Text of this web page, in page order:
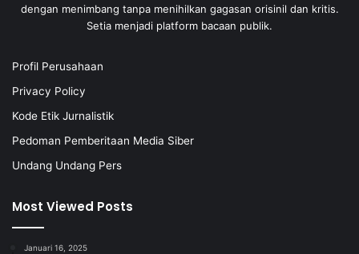
dengan menimbang tanpa menihilkan gagasan orisinil dan kritis.
Setia menjadi platform bacaan publik.
Profil Perusahaan
Privacy Policy
Kode Etik Jurnalistik
Pedoman Pemberitaan Media Siber
Undang Undang Pers
Most Viewed Posts
Januari 16, 2025